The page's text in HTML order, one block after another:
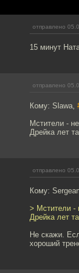
отправлено
15 минут
отправлено
Кому: Slawa,
Мстители -
Дрейка лет
отправлено
Кому:
> Мстители -
Дрейка лет
Не скажи.
хороший